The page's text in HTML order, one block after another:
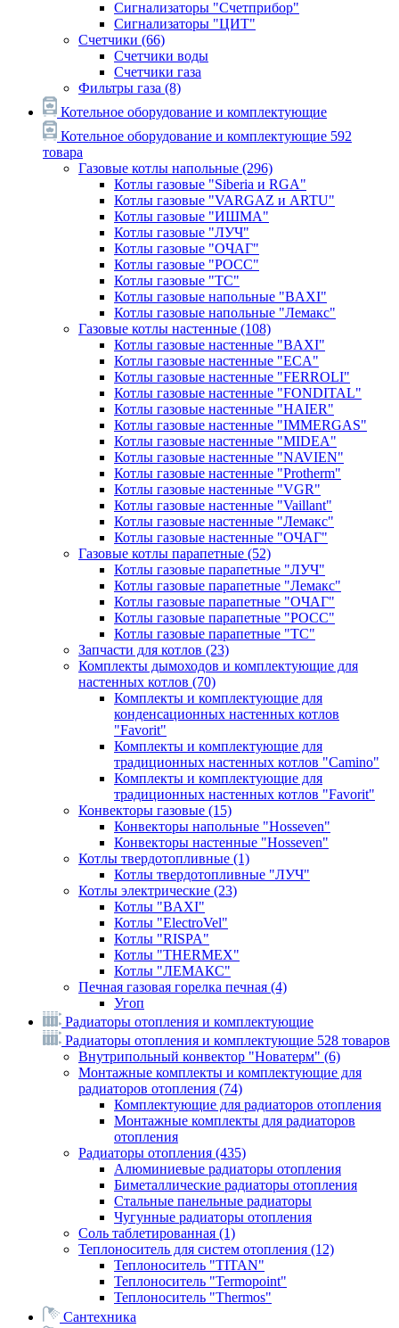
Сигнализаторы "Счетприбор"
Сигнализаторы "ЦИТ"
Счетчики (66)
Счетчики воды
Счетчики газа
Фильтры газа (8)
Котельное оборудование и комплектующие
Котельное оборудование и комплектующие 592
товара
Газовые котлы напольные (296)
Котлы газовые "Siberia и RGA"
Котлы газовые "VARGAZ и ARTU"
Котлы газовые "ИШМА"
Котлы газовые "ЛУЧ"
Котлы газовые "ОЧАГ"
Котлы газовые "РОСС"
Котлы газовые "ТС"
Котлы газовые напольные "BAXI"
Котлы газовые напольные "Лемакс"
Газовые котлы настенные (108)
Котлы газовые настенные "BAXI"
Котлы газовые настенные "ECA"
Котлы газовые настенные "FERROLI"
Котлы газовые настенные "FONDITAL"
Котлы газовые настенные "HAIER"
Котлы газовые настенные "IMMERGAS"
Котлы газовые настенные "MIDEA"
Котлы газовые настенные "NAVIEN"
Котлы газовые настенные "Protherm"
Котлы газовые настенные "VGR"
Котлы газовые настенные "Vaillant"
Котлы газовые настенные "Лемакс"
Котлы газовые настенные "ОЧАГ"
Газовые котлы парапетные (52)
Котлы газовые парапетные "ЛУЧ"
Котлы газовые парапетные "Лемакс"
Котлы газовые парапетные "ОЧАГ"
Котлы газовые парапетные "РОСС"
Котлы газовые парапетные "ТС"
Запчасти для котлов (23)
Комплекты дымоходов и комплектующие для
настенных котлов (70)
Комплекты и комплектующие для
конденсационных настенных котлов
"Favorit"
Комплекты и комплектующие для
традиционных настенных котлов "Camino"
Комплекты и комплектующие для
традиционных настенных котлов "Favorit"
Конвекторы газовые (15)
Конвекторы напольные "Hosseven"
Конвекторы настенные "Hosseven"
Котлы твердотопливные (1)
Котлы твердотопливные "ЛУЧ"
Котлы электрические (23)
Котлы "BAXI"
Котлы "ElectroVel"
Котлы "RISPA"
Котлы "THERMEX"
Котлы "ЛЕМАКС"
Печная газовая горелка печная (4)
Угоп
Радиаторы отопления и комплектующие
Радиаторы отопления и комплектующие 528 товаров
Внутрипольный конвектор "Новатерм" (6)
Монтажные комплекты и комплектующие для
радиаторов отопления (74)
Комплектующие для радиаторов отопления
Монтажные комплекты для радиаторов
отопления
Радиаторы отопления (435)
Алюминиевые радиаторы отопления
Биметаллические радиаторы отопления
Стальные панельные радиаторы
Чугунные радиаторы отопления
Соль таблетированная (1)
Теплоноситель для систем отопления (12)
Теплоноситель "TITAN"
Теплоноситель "Termopoint"
Теплоноситель "Thermos"
Сантехника